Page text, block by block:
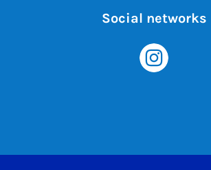
Social networks